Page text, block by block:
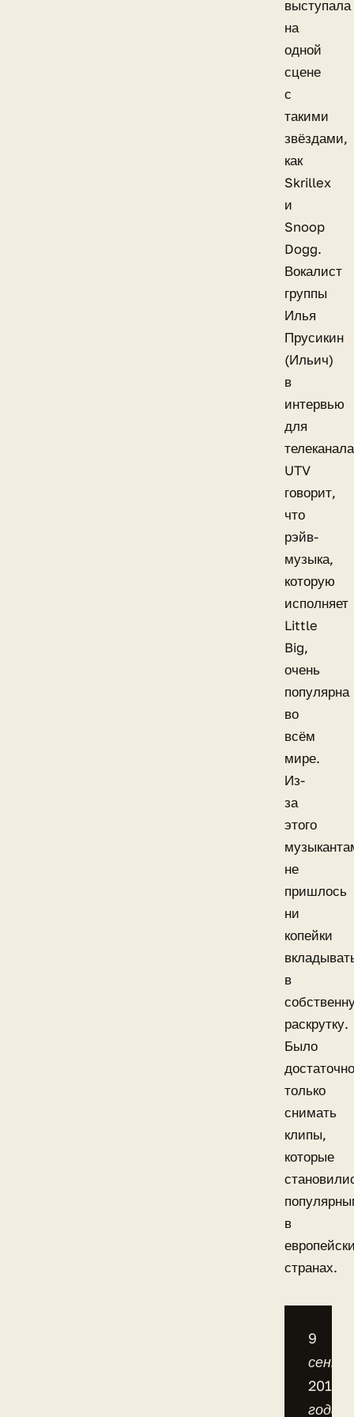
выступала
на
одной
сцене
с
такими
звёздами,
как
Skrillex
и
Snoop
Dogg.
Вокалист
группы
Илья
Прусикин
(Ильич)
в
интервью
для
телеканала
UTV
говорит,
что
рэйв-
музыка,
которую
исполняет
Little
Big,
очень
популярна
во
всём
мире.
Из-
за
этого
не
пришлось
ни
копейки
в
раскрутку.
Было
достаточно
только
снимать
клипы,
которые
в
странах.
9
2015
года